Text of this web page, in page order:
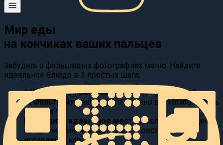
Мир еды
на кончиках ваших пальцев
Забудьте о фальшивых фотографиях меню. Найдите
идеальное блюдо в 3 простых шага:
01Выберите локацию:
Где вы хотите поесть?
02Фильтруйте вкусы: Что именно вы хотите съесть
сегодня?
03
Найдите идеальное место Исследуйте видео
предложения, просматривайте рестораны или
исследуйте карту.